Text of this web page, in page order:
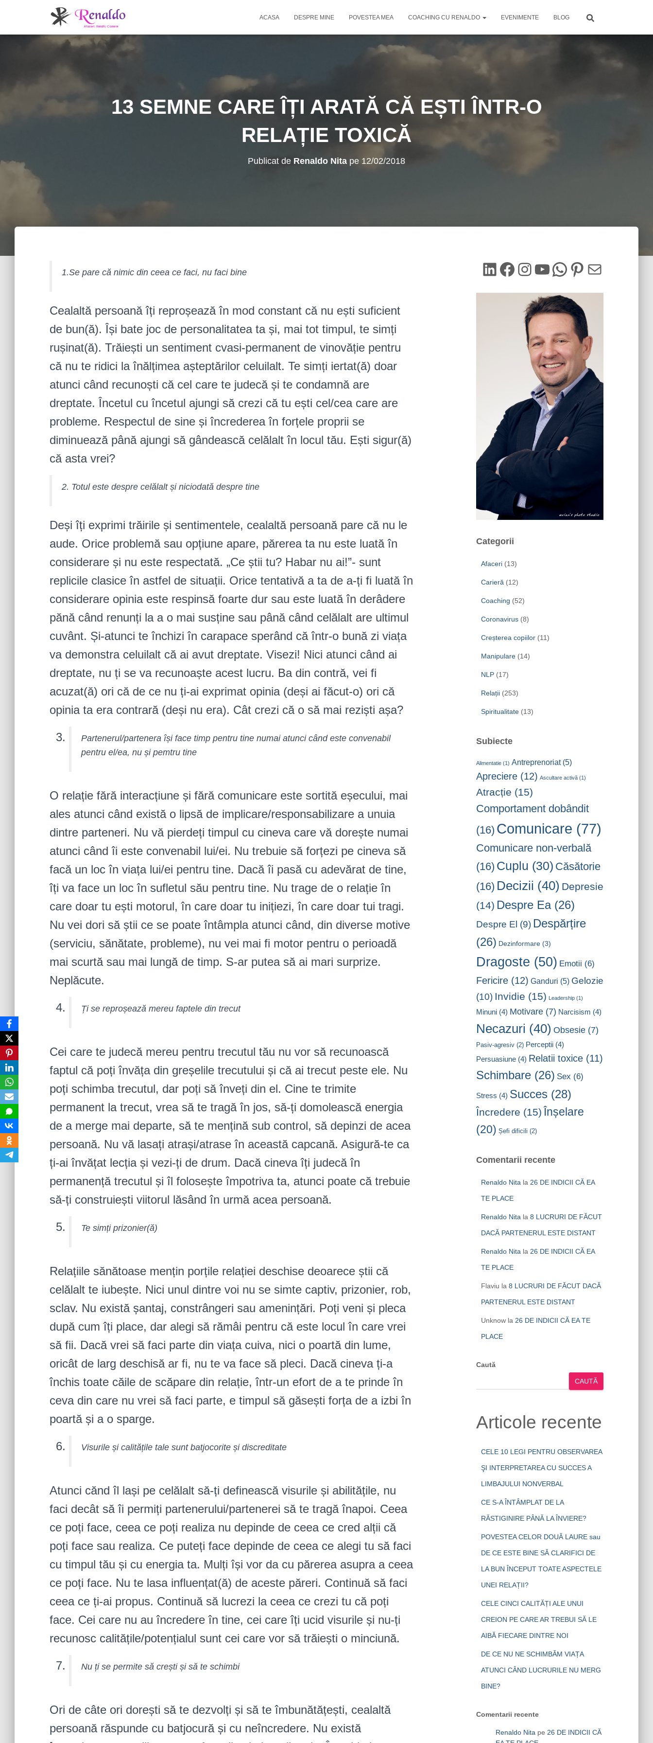
ACASA DESPRE MINE POVESTEA MEA COACHING CU RENALDO EVENIMENTE BLOG
13 SEMNE CARE ÎȚI ARATĂ CĂ EȘTI ÎNTR-O
RELAȚIE TOXICĂ
Publicat de Renaldo Nita pe 12/02/2018
1.Se pare că nimic din ceea ce faci, nu faci bine
Cealaltă persoană îți reproșează în mod constant că nu ești suficient
de bun(ă). Își bate joc de personalitatea ta și, mai tot timpul, te simți
rușinat(ă). Trăiești un sentiment cvasi-permanent de vinovăție pentru
că nu te ridici la înălțimea așteptărilor celuilalt. Te simți iertat(ă) doar
atunci când recunoști că cel care te judecă și te condamnă are
dreptate. Încetul cu încetul ajungi să crezi că tu ești cel/cea care are
probleme. Respectul de sine și încrederea în forțele proprii se
diminuează până ajungi să gândească celălalt în locul tău. Ești sigur(ă)
că asta vrei?
2. Totul este despre celălalt și niciodată despre tine
Deși îți exprimi trăirile și sentimentele, cealaltă persoană pare că nu le
aude. Orice problemă sau opțiune apare, părerea ta nu este luată în
considerare și nu este respectată. „Ce știi tu? Habar nu ai!”- sunt
replicile clasice în astfel de situații. Orice tentativă a ta de a-ți fi luată în
considerare opinia este respinsă foarte dur sau este luată în derâdere
pănă când renunți la a o mai susține sau până când celălalt are ultimul
cuvânt. Și-atunci te închizi în carapace sperând că într-o bună zi viața
va demonstra celuilalt că ai avut dreptate. Visezi! Nici atunci când ai
dreptate, nu ți se va recunoaște acest lucru. Ba din contră, vei fi
acuzat(ă) ori că de ce nu ți-ai exprimat opinia (deși ai făcut-o) ori că
opinia ta era contrară (deși nu era). Cât crezi că o să mai reziști așa?
Partenerul/partenera își face timp pentru tine numai atunci când este convenabil
pentru el/ea, nu și pemtru tine
O relație fără interacțiune și fără comunicare este sortită eșecului, mai
ales atunci când există o lipsă de implicare/responsabilizare a unuia
dintre parteneri. Nu vă pierdeți timpul cu cineva care vă dorește numai
atunci când îi este convenabil lui/ei. Nu trebuie să forțezi pe cineva să
facă un loc în viața lui/ei pentru tine. Dacă îi pasă cu adevărat de tine,
îți va face un loc în sufletul său pentru tine. Nu trage de o relație în
care doar tu ești motorul, în care doar tu inițiezi, în care doar tui tragi.
Nu vei dori să știi ce se poate întâmpla atunci când, din diverse motive
(serviciu, sănătate, probleme), nu vei mai fi motor pentru o perioadă
mai scurtă sau mai lungă de timp. S-ar putea să ai mari surprize.
Neplăcute.
Ți se reproșează mereu faptele din trecut
Cei care te judecă mereu pentru trecutul tău nu vor să recunoască
faptul că poți învăța din greșelile trecutului și că ai trecut peste ele. Nu
poți schimba trecutul, dar poți să înveți din el. Cine te trimite
permanent la trecut, vrea să te tragă în jos, să-ți domolească energia
de a merge mai departe, să te mențină sub control, să depinzi de acea
persoană. Nu vă lasați atrași/atrase în această capcană. Asigură-te ca
ți-ai învățat lecția și vezi-ți de drum. Dacă cineva îți judecă în
permanență trecutul și îl folosește împotriva ta, atunci poate că trebuie
să-ți construiești viitorul lăsând în urmă acea persoană.
Te simți prizonier(ă)
Relațiile sănătoase mențin porțile relației deschise deoarece știi că
celălalt te iubește. Nici unul dintre voi nu se simte captiv, prizonier, rob,
sclav. Nu există șantaj, constrângeri sau amenințări. Poți veni și pleca
după cum îți place, dar alegi să rămâi pentru că este locul în care vrei
să fii. Dacă vrei să faci parte din viața cuiva, nici o poartă din lume,
oricât de larg deschisă ar fi, nu te va face să pleci. Dacă cineva ți-a
închis toate căile de scăpare din relație, într-un efort de a te prinde în
ceva din care nu vrei să faci parte, e timpul să găsești forța de a izbi în
poartă și a o sparge.
Visurile și calitățile tale sunt batjocorite și discreditate
Atunci cănd îl lași pe celălalt să-ți definească visurile și abilitățile, nu
faci decât să îi permiți partenerului/partenerei să te tragă înapoi. Ceea
ce poți face, ceea ce poți realiza nu depinde de ceea ce cred alții că
poți face sau realiza. Ce puteți face depinde de ceea ce alegi tu să faci
cu timpul tău și cu energia ta. Mulți își vor da cu părerea asupra a ceea
ce poți face. Nu te lasa influențat(ă) de aceste păreri. Continuă să faci
ceea ce ți-ai propus. Continuă să lucrezi la ceea ce crezi tu că poți
face. Cei care nu au încredere în tine, cei care îți ucid visurile și nu-ți
recunosc calitățile/potențialul sunt cei care vor să trăiești o minciună.
Nu ți se permite să crești și să te schimbi
Ori de câte ori dorești să te dezvolți și să te îmbunătățești, cealaltă
persoană răspunde cu batjocură și cu neîncredere. Nu există
LinkedIn Facebook Instagram YouTube WhatsApp Pinterest Mail
Categorii
Afaceri(13)
Carieră (12)
Coaching (52)
Coronavirus(8)
Creșterea copiilor(11)
Manipulare(14)
NLP(17)
Relații(253)
Spiritualitate(13)
Subiecte
Alimentatie(1) Antreprenoriat(5)
Apreciere(12) Ascultare activă(1)
Atracție (15)
Comportament dobândit
(16) Comunicare (77)
Comunicare non-verbală
(16) Cuplu (30) Căsătorie
(16) Decizii (40) Depresie
(14) Despre Ea(26)
Despre El (9) Despărțire
(26) Dezinformare(3)
Dragoste (50) Emotii (6)
Fericire(12) Ganduri (5) Gelozie
(10) Invidie (15) Leadership(1)
Minuni(4) Motivare(7) Narcisism (4)
Necazuri (40) Obsesie(7)
Pasiv-agresiv(2) Perceptii(4)
Persuasiune(4) Relatii toxice(11)
Schimbare(26) Sex (6)
Stress (4) Succes(28)
Încredere (15) Înșelare
(20) Șefi dificili (2)
Comentarii recente
Renaldo Nita la 26 DE INDICII CĂ EA
TE PLACE
Renaldo Nita la 8 LUCRURI DE FĂCUT
DACĂ PARTENERUL ESTE DISTANT
Renaldo Nita la 26 DE INDICII CĂ EA
TE PLACE
Flaviu la 8 LUCRURI DE FĂCUT DACĂ
PARTENERUL ESTE DISTANT
Unknowla 26 DE INDICII CĂ EA TE
PLACE
Caută
CAUTĂ
Articole recente
CELE 10 LEGI PENTRU OBSERVAREA
ŞI INTERPRETAREA CU SUCCES A
LIMBAJULUI NONVERBAL
CE S-A ÎNTÂMPLAT DE LA
RĂSTIGINIRE PÂNĂ LA ÎNVIERE?
POVESTEA CELOR DOUĂ LAURE sau
DE CE ESTE BINE SĂ CLARIFICI DE
LA BUN ÎNCEPUT TOATE ASPECTELE
UNEI RELAȚII?
CELE CINCI CALITĂȚI ALE UNUI
CREION PE CARE AR TREBUI SĂ LE
AIBĂ FIECARE DINTRE NOI
DE CE NU NE SCHIMBĂM VIAȚA
ATUNCI CÂND LUCRURILE NU MERG
BINE?
Comentarii recente
Renaldo Nita pe 26 DE INDICII CĂ